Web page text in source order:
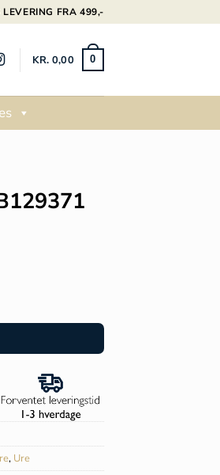
FRA 499,-
KR. 0,00 0
, Ure